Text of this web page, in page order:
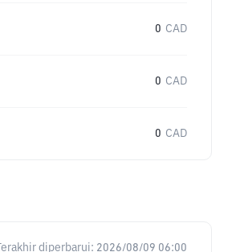
0 CAD
0 CAD
0 CAD
Terakhir diperbarui: 2026/08/09 06:00